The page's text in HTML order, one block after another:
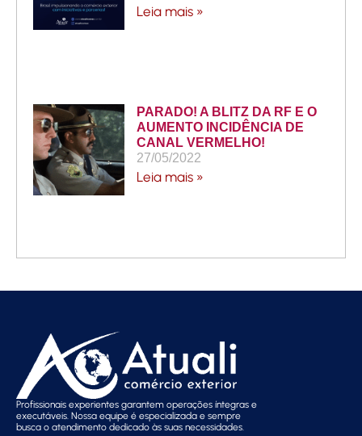
Leia mais »
PARADO! A BLITZ DA RF E O
AUMENTO INCIDÊNCIA DE
CANAL VERMELHO!
27/05/2022
Leia mais »
Profissionais experientes garantem operações íntegras e
executáveis. Nossa equipe é especializada e sempre
busca o atendimento dedicado às suas necessidades.